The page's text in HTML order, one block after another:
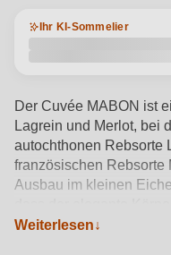
Ihr KI-Sommelier
Der Cuvée MABON ist
Lagrein und Merlot, bei
autochthonen Rebsorte
französischen Rebsorte
Ausbau im kleinen
Nase leichte
Weiterlesen